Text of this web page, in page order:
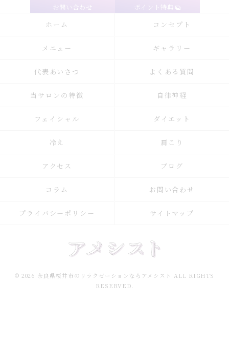
お問い合わせ
ポイント特典
ホーム
コンセプト
メニュー ギャラリー
代表あいさつ よくある質問
当サロンの特徴 自律神経
フェイシャル ダイエット
冷え 肩こり
アクセス ブログ
コラム お問い合わせ
プライバシーポリシー サイトマップ
© 2026 奈良県桜井市のリラクゼーションならアメシスト ALL RIGHTS
RESERVED.